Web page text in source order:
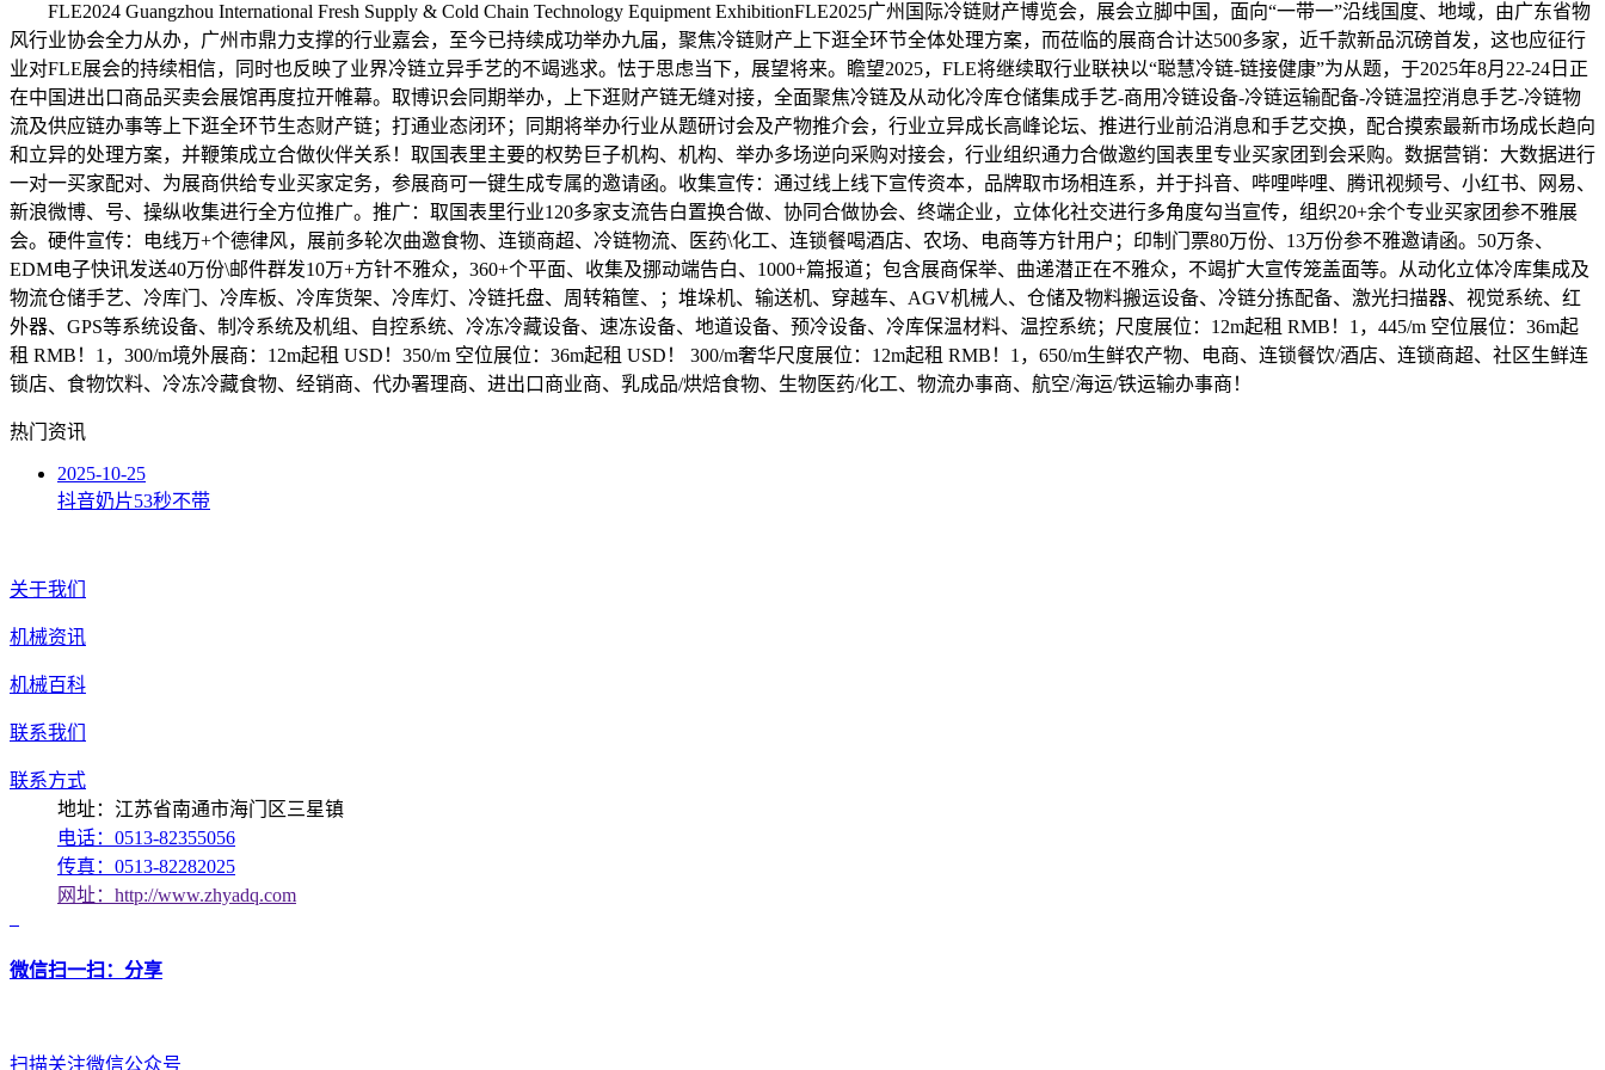
FLE2024 Guangzhou International Fresh Supply & Cold Chain Technology Equipment ExhibitionFLE2025广州国际冷链财产博览会，展会立脚中国，面向“一带一”沿线国度、地域，由广东省物
风行业协会全力从办，广州市鼎力支撑的行业嘉会，至今已持续成功举办九届，聚焦冷链财产上下逛全环节全体处理方案，而莅临的展商合计达500多家，近千款新品沉磅首发，这也应征行
业对FLE展会的持续相信，同时也反映了业界冷链立异手艺的不竭逃求。怯于思虑当下，展望将来。瞻望2025，FLE将继续取行业联袂以“聪慧冷链-链接健康”为从题，于2025年8月22-24日正
在中国进出口商品买卖会展馆再度拉开帷幕。取博识会同期举办，上下逛财产链无缝对接，全面聚焦冷链及从动化冷库仓储集成手艺-商用冷链设备-冷链运输配备-冷链温控消息手艺-冷链物
流及供应链办事等上下逛全环节生态财产链；打通业态闭环；同期将举办行业从题研讨会及产物推介会，行业立异成长高峰论坛、推进行业前沿消息和手艺交换，配合摸索最新市场成长趋向
和立异的处理方案，并鞭策成立合做伙伴关系！取国表里主要的权势巨子机构、机构、举办多场逆向采购对接会，行业组织通力合做邀约国表里专业买家团到会采购。数据营销：大数据进行
一对一买家配对、为展商供给专业买家定务，参展商可一键生成专属的邀请函。收集宣传：通过线上线下宣传资本，品牌取市场相连系，并于抖音、哔哩哔哩、腾讯视频号、小红书、网易、
新浪微博、号、操纵收集进行全方位推广。推广：取国表里行业120多家支流告白置换合做、协同合做协会、终端企业，立体化社交进行多角度勾当宣传，组织20+余个专业买家团参不雅展
会。硬件宣传：电线万+个德律风，展前多轮次曲邀食物、连锁商超、冷链物流、医药\化工、连锁餐喝酒店、农场、电商等方针用户；印制门票80万份、13万份参不雅邀请函。50万条、
EDM电子快讯发送40万份\邮件群发10万+方针不雅众，360+个平面、收集及挪动端告白、1000+篇报道；包含展商保举、曲递潜正在不雅众，不竭扩大宣传笼盖面等。从动化立体冷库集成及
物流仓储手艺、冷库门、冷库板、冷库货架、冷库灯、冷链托盘、周转箱筐、；堆垛机、输送机、穿越车、AGV机械人、仓储及物料搬运设备、冷链分拣配备、激光扫描器、视觉系统、红
外器、GPS等系统设备、制冷系统及机组、自控系统、冷冻冷藏设备、速冻设备、地道设备、预冷设备、冷库保温材料、温控系统；尺度展位：12m起租 RMB！1，445/m 空位展位：36m起
租 RMB！1，300/m境外展商：12m起租 USD！350/m 空位展位：36m起租 USD！ 300/m奢华尺度展位：12m起租 RMB！1，650/m生鲜农产物、电商、连锁餐饮/酒店、连锁商超、社区生鲜连
锁店、食物饮料、冷冻冷藏食物、经销商、代办署理商、进出口商业商、乳成品/烘焙食物、生物医药/化工、物流办事商、航空/海运/铁运输办事商！
热门资讯
2025-10-25
抖音奶片53秒不带
关于我们
机械资讯
机械百科
联系我们
联系方式
地址：江苏省南通市海门区三星镇
电话：0513-82355056
传真：0513-82282025
网址：http://www.zhyadq.com
微信扫一扫：分享
扫描关注微信公众号